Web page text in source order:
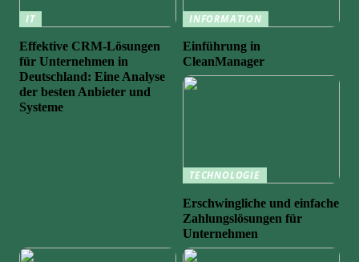
IT
Effektive CRM-Lösungen
für Unternehmen in
Deutschland: Eine Analyse
der besten Anbieter und
Systeme
INFORMATION
Einführung in
CleanManager
TECHNOLOGIE
Erschwingliche und einfache
Zahlungslösungen für
Unternehmen